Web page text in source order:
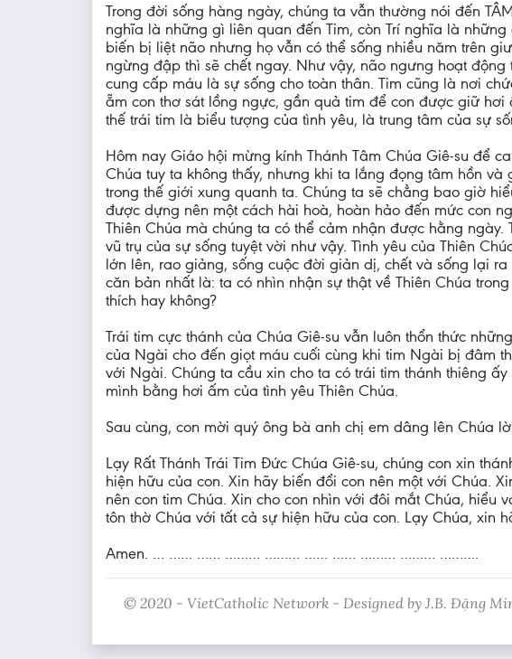
Trong đời sống hàng ngày, chúng ta vẫn thường nói đến
nghĩa là những gì liên quan đến Tim, còn Trí nghĩa là
biến bị liệt não nhưng họ vẫn có thể sống nhiều năm trên
ngừng đập thì sẽ chết ngay. Như vậy, não ngưng hoạt
cung cấp máu là sự sống cho toàn thân. Tim cũng là nơi
ẵm con thơ sát lồng ngực, gần quả tim để con được giữ
thế trái tim là biểu tượng của tình yêu, là trung tâm của sự
Hôm nay Giáo hội mừng kính Thánh Tâm Chúa Giê-su để
Chúa tuy ta không thấy, nhưng khi ta lắng đọng tâm hồn
trong thế giới xung quanh ta. Chúng ta sẽ chẳng bao giờ
được dựng nên một cách hài hoà, hoàn hảo đến mức con
Thiên Chúa mà chúng ta có thể cảm nhận được hằng
vũ trụ của sự sống tuyệt vời như vậy. Tình yêu của Thiên
lớn lên, rao giảng, sống cuộc đời giản dị, chết và sống lại
căn bản nhất là: ta có nhìn nhận sự thật về Thiên Chúa
thích hay không?
Trái tim cực thánh của Chúa Giê-su vẫn luôn thổn thức
của Ngài cho đến giọt máu cuối cùng khi tim Ngài bị đâm
với Ngài. Chúng ta cầu xin cho ta có trái tim thánh thiêng
mình bằng hơi ấm của tình yêu Thiên Chúa.
Sau cùng, con mời quý ông bà anh chị em dâng lên Chúa
Lạy Rất Thánh Trái Tim Đức Chúa Giê-su, chúng con xin
hiện hữu của con. Xin hãy biến đổi con nên một với Chúa.
nên con tim Chúa. Xin cho con nhìn với đôi mắt Chúa,
tôn thờ Chúa với tất cả sự hiện hữu của con. Lạy Chúa, xin
Amen. … …… …… ……… ……… …… …… ……… ……… ……….
© 2020 - VietCatholic Network - Designed by J.B. Đặng